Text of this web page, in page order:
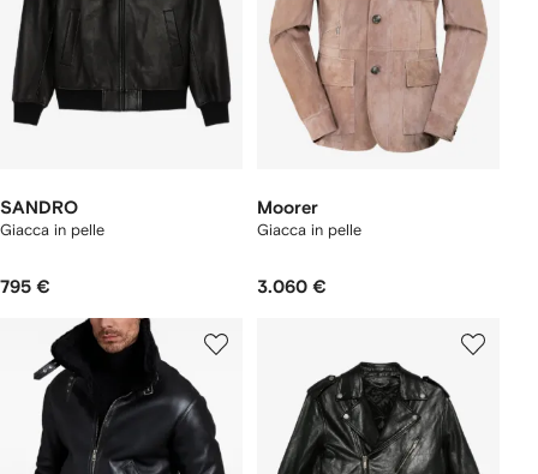
SANDRO
Giacca in pelle
795 €
Moorer
Giacca in pelle
3.060 €